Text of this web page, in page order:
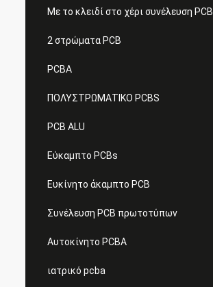
Με το κλειδί στο χέρι συνέλευση PCB
2 στρώματα PCB
PCBA
ΠΟΛΥΣΤΡΩΜΑΤΙΚΟ PCBS
PCB ALU
Εύκαμπτο PCBs
Ευκίνητο άκαμπτο PCB
Συνέλευση PCB πρωτοτύπων
Αυτοκίνητο PCBA
ιατρικό pcba